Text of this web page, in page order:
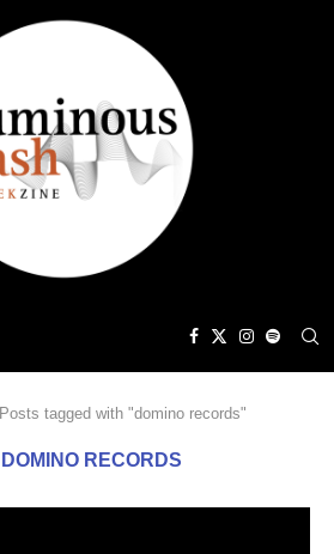
Posts tagged with "domino records"
DOMINO RECORDS